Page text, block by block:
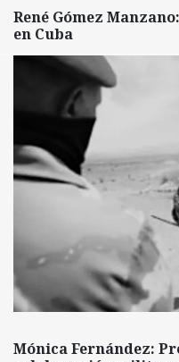
René Gómez
en Cuba
Mónica Fernández: